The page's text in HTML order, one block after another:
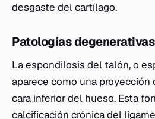
desgaste del cartílago.
Patologías
La espondilosis del talón, o
aparece como una proyección
cara inferior del hueso. Esta
calcificación crónica del